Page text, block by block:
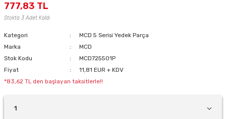
777,83 TL
Stokta 3 Adet Kaldı
Kategori
MCD 5 Serisi Yedek Parça
Marka
MCD
Stok Kodu
MCD725501P
Fiyat
11,81 EUR + KDV
*83,62 TL den başlayan taksitlerle!!